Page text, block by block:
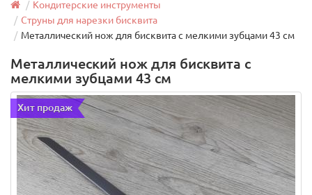
Кондитерские инструменты
Струны для нарезки бисквита
Металлический нож для бисквита с мелкими зубцами 43 см
Металлический нож для бисквита с
мелкими зубцами 43 см
Хит продаж